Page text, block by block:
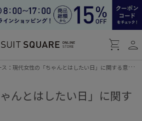
shopping_cart person
：現代女性の「ちゃんとはしたい日」に関する意識調査
んとはしたい日」に関す